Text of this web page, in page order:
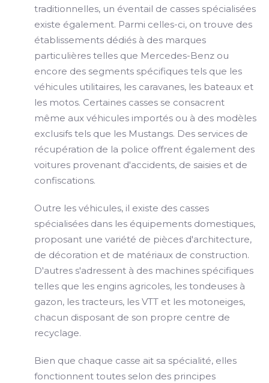
traditionnelles, un éventail de casses spécialisées
existe également. Parmi celles-ci, on trouve des
établissements dédiés à des marques
particulières telles que Mercedes-Benz ou
encore des segments spécifiques tels que les
véhicules utilitaires, les caravanes, les bateaux et
les motos. Certaines casses se consacrent
même aux véhicules importés ou à des modèles
exclusifs tels que les Mustangs. Des services de
récupération de la police offrent également des
voitures provenant d'accidents, de saisies et de
confiscations.
Outre les véhicules, il existe des casses
spécialisées dans les équipements domestiques,
proposant une variété de pièces d'architecture,
de décoration et de matériaux de construction.
D'autres s'adressent à des machines spécifiques
telles que les engins agricoles, les tondeuses à
gazon, les tracteurs, les VTT et les motoneiges,
chacun disposant de son propre centre de
recyclage.
Bien que chaque casse ait sa spécialité, elles
fonctionnent toutes selon des principes